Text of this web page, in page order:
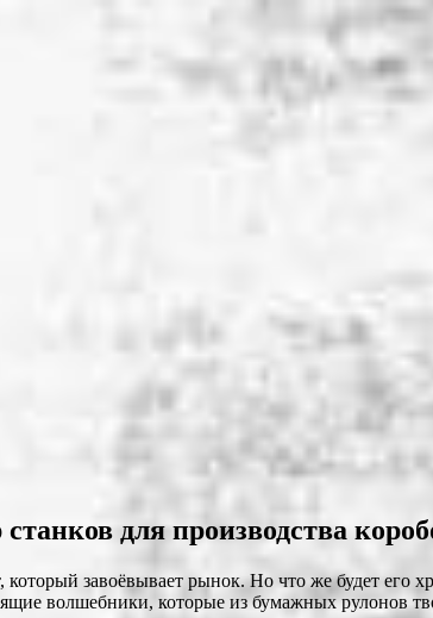
для производства
который завоёвывает рынок. Но что же будет
волшебники, которые из бумажных рулонов